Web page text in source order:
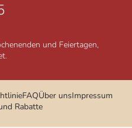
und Feiertagen,
FAQÜber unsImpressum
Rabatte